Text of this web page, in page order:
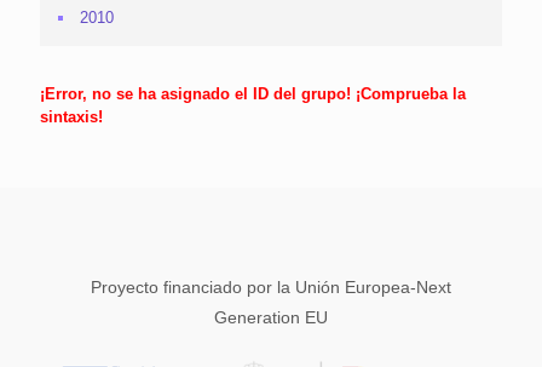
2010
¡Error, no se ha asignado el ID del grupo! ¡Comprueba la
sintaxis!
Proyecto financiado por la Unión Europea-Next
Generation EU